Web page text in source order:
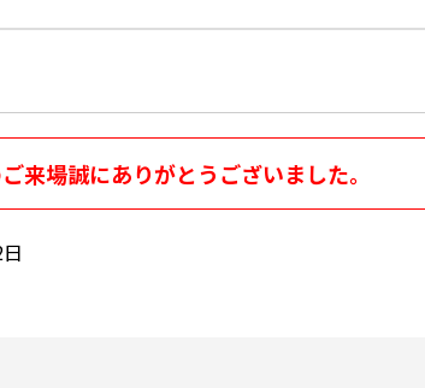
来場誠にありがとうございました。